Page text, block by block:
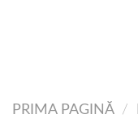
PRIMA PAGINĂ /